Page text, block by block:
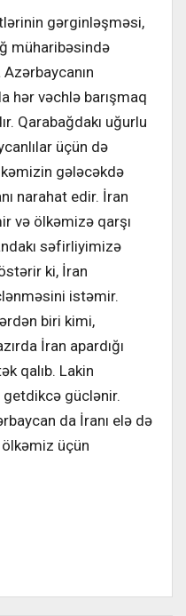
gərginləşməsi,
müharibəsində
hər vəchlə barışmaq
Qarabağdakı uğurlu
üçün də
gələcəkdə
narahat edir. İran
və ölkəmizə qarşı
səfirliyimizə
ki, İran
istəmir.
biri kimi,
İran apardığı
qalıb. Lakin
güclənir.
da İranı elə də
üçün